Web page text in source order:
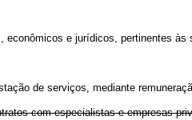
e jurídicos, pertinentes às
de serviços, mediante
com especialistas e empresas